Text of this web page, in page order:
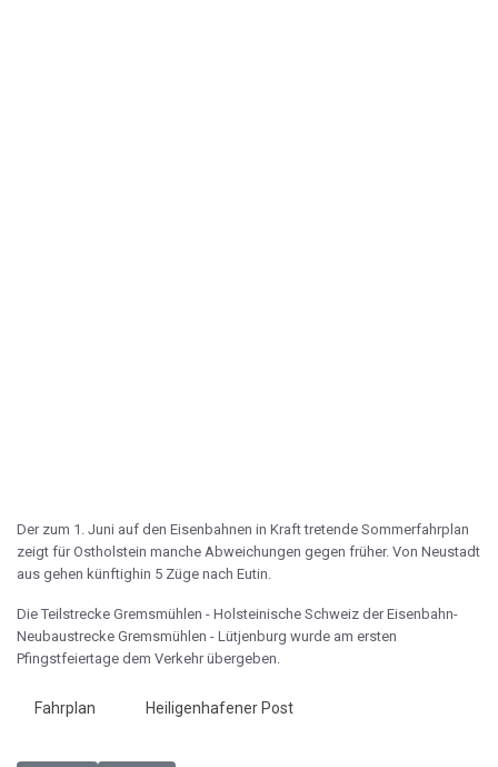
Der zum 1. Juni auf den Eisenbahnen in Kraft tretende Sommerfahrplan
zeigt für Ostholstein manche Abweichungen gegen früher. Von Neustadt
aus gehen künftighin 5 Züge nach Eutin.
Die Teilstrecke Gremsmühlen - Holsteinische Schweiz der Eisenbahn-
Neubaustrecke Gremsmühlen - Lütjenburg wurde am ersten
Pfingstfeiertage dem Verkehr übergeben.
Fahrplan Heiligenhafener Post